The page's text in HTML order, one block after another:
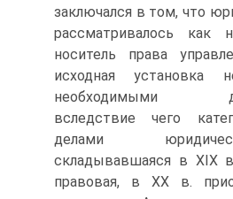
заключался в том, что
рассматривалось как
носитель права
исходная установка
необходимыми
вследствие чего
делами
складывавшаяся в XIX
правовая, в XX в.